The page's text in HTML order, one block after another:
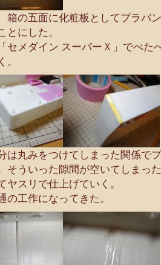
箱の五面に化粧板としてプラバ
とにした。
セメダイン スーパーＸ」でべた
。
は丸みをつけてしまった関係で
そういった隙間が空いてしまっ
ヤスリで仕上げていく。
の工作になってきた。